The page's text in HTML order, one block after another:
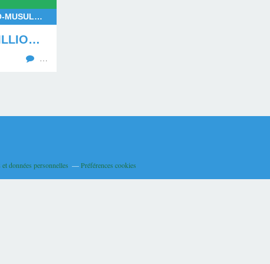
AFRIQUE, AFRIQUE ARABO-MUSULMANE, AFRIQUE AUSTRALE, AFRIQUE CENTRALE, AFRIQUE OCCIDENTALE, AFRIQUE ORIENTALE, AFRIQUE DU NORD, AFRIQUE SUBSAHARIENNE, HYDROXYCHLOROQUINE, INTERNATIONAL, NIGERIA, COVID-19, AMÉRIQUE LATINE, AMÉRIQUE DU NORD, EUROPE
PLUS D'UN DEMI-MILLION DE MORTS ET PLUS DE 4,27 MILLIONS DE MALADES DU COVID-19 DANS LE MONDE AU 30 JUIN 2020
…
données personnelles Préférences cookies